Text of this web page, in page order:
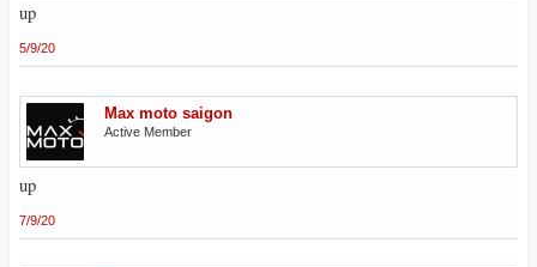
up
5/9/20
Max moto saigon
Active Member
up
7/9/20